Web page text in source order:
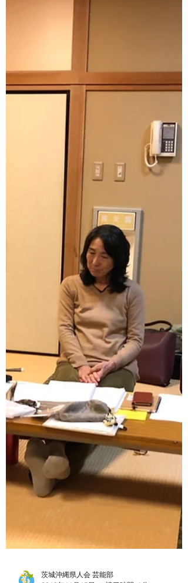
ち方を指南してくれました。写真は、太
鼓の練習をみんなでやってる様子です。
おさらい会は、22日の日曜日の午後3時か
ら1時間半ぐらいです。太鼓もいれてアシ
ビです。